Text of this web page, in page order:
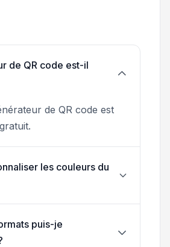
de QR code est-il
de QR code est
les couleurs du
puis-je